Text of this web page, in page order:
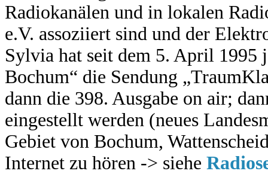
Radiokanälen und in lokalen
e.V. assoziiert sind und der
Sylvia hat seit dem 5. April 1995
Bochum“ die Sendung
dann die 398. Ausgabe on air;
eingestellt werden (neues
Gebiet von Bochum,
Internet zu hören -> siehe